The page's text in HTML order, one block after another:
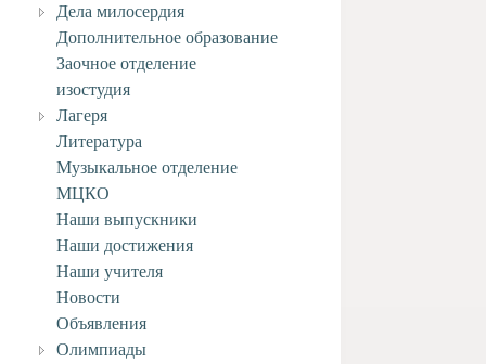
Дела милосердия
Дополнительное образование
Заочное отделение
изостудия
Лагеря
Литература
Музыкальное отделение
МЦКО
Наши выпускники
Наши достижения
Наши учителя
Новости
Объявления
Олимпиады